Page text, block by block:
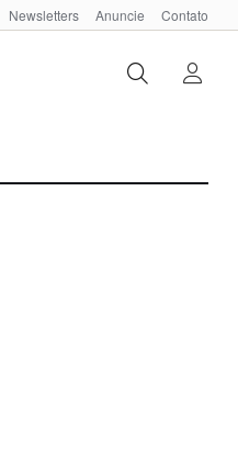
Newsletters Anuncie Contato